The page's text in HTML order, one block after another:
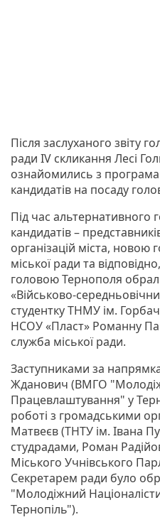
Після заслуханого звіту
ради IV скликання Лесі
ознайомились з
кандидатів на посаду
Під час альтернативного
кандидатів –
організацій міста, новою
міської ради та
головою Тернополя
«Військово-
студентку ТНМУ ім.
НСОУ «Пласт» Романну
служба міської ради.
Заступниками за
Жданович (ВМГО
Працевлаштування" у
роботі з громадськими
Матвеєв (ТНТУ ім. Івана
студрадами, Роман
Міського Учнівського
Секретарем ради було
"Молодіжний
Тернопіль").